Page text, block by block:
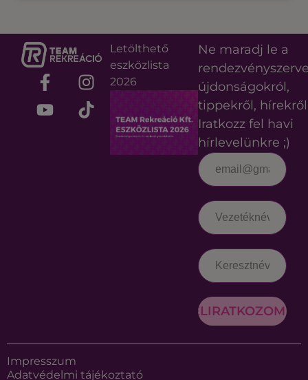
Letölthető
eszközlista
2026
Ne maradj le a
újdonságokról,
tippekről,
Iratkozz fel havi
hírlevelünkre ;)
FELIRATKOZOM
Impresszum
Adatvédelmi tájékoztató